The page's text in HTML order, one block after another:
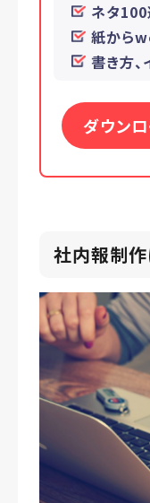
ネタ
紙から
書き方
ダウン
社内報制